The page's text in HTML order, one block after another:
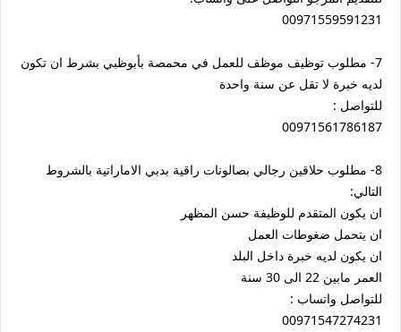
00971559591231
7- مطلوب توظيف موظف للعمل في محمصة بأبوظبي بشرط ان تكون
لديه خبرة لا تقل عن سنة واحدة
للتواصل :
00971561786187
8- مطلوب حلاقين رجالي بصالونات راقية بدبي الاماراتية بالشروط
التالي:
ان يكون المتقدم للوظيفة حسن المظهر
ان يتحمل ضغوطات العمل
ان يكون لديه خبرة داخل البلد
العمر مابين 22 الى 30 سنة
للتواصل واتساب :
00971547274231